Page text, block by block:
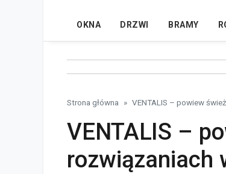
OKNA DRZWI BRAMY
Strona główna VENTALIS – powiew
VENTALIS –
rozwiązaniach